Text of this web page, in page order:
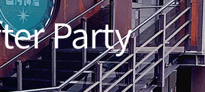
Party